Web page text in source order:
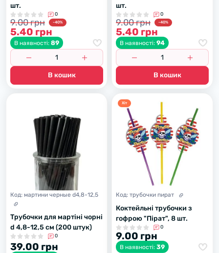
шт.
0
9.00 грн -40%
5.40 грн
В наявності: 89
В кошик
шт.
0
9.00 грн -40%
5.40 грн
В наявності: 94
В кошик
Код: мартини черные d4,8-12,5
Трубочки для мартіні чорні
d 4,8-12,5 см (200 штук)
0
39.00 грн
Хiт
Код: трубочки пират
Коктейльні трубочки з
гофрою "Пірат", 8 шт.
0
9.00 грн
В наявності: 39